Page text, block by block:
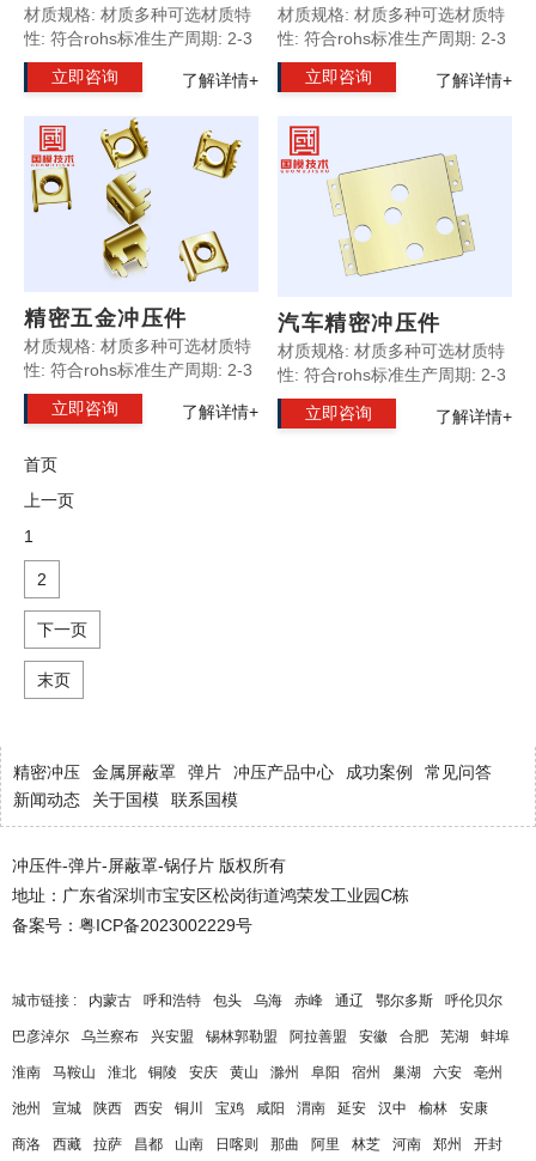
压
材质规格: 材质多种可选材质特
性: 符合rohs标准生产周期: 2-3
天产品优势: 外观精致光滑产品
规格: 按照客户要求定制温馨提
立即咨询 了解详情+
材质规格: 材质多种可选材质特
性: 符合rohs标准生产周期: 2-3
天产品优势: 外观精致光滑产品
规格: 按照客户要求定制温馨提
立即咨询 了解详情+
精密五金冲压件
材质规格: 材质多种可选材质特
性: 符合rohs标准生产周期: 2-3
天产品优势: 外观精致光滑产品
规格: 按照客户要求定制温馨提
立即咨询 了解详情+
汽车精密冲压件
材质规格: 材质多种可选材质特
性: 符合rohs标准生产周期: 2-3
天产品优势: 外观精致光滑产品
规格: 按照客户要求定制温馨提
立即咨询 了解详情+
首页
上一页
1
2
下一页
末页
精密冲压 金属屏蔽罩 弹片 冲压产品中心 成功案例
常见问答
新闻动态
关于国模 联系国模
冲压件-弹片-屏蔽罩-锅仔片 版权所有
地址：广东省深圳市宝安区松岗街道鸿荣发工业园C栋
备案号： 粤ICP备2023002229号
城市链接 : 内蒙古 呼和浩特 包头 乌海 赤峰 通辽 鄂尔多斯 呼伦贝尔
巴彦淖尔 乌兰察布 兴安盟 锡林郭勒盟 阿拉善盟 安徽 合肥 芜湖 蚌埠
淮南 马鞍山 淮北 铜陵 安庆 黄山 滁州 阜阳 宿州 巢湖 六安 亳州
池州 宣城 陕西 西安 铜川 宝鸡 咸阳 渭南 延安 汉中 榆林 安康
商洛 西藏 拉萨 昌都 山南 日喀则 那曲 阿里 林芝 河南 郑州 开封